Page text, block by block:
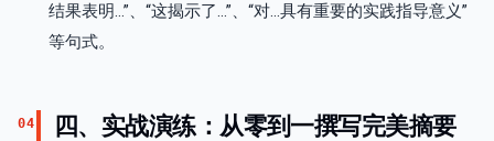
结果表明…”、“这揭示了…”、“对…具有重要的实践指导意义”
等句式。
04 四、实战演练：从零到一撰写完美摘要